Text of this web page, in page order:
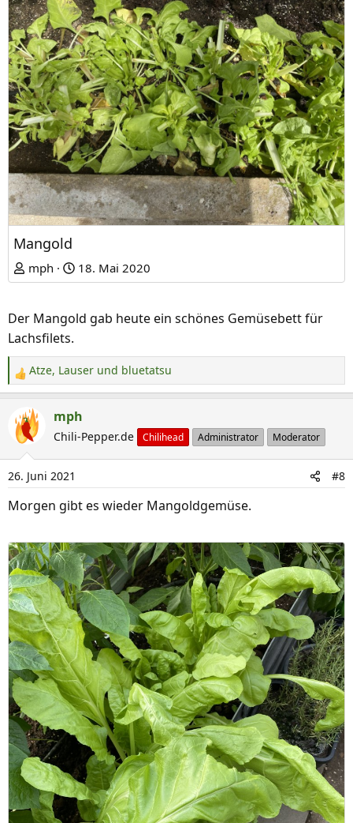
Mangold
mph 18. Mai 2020
Der Mangold gab heute ein schönes Gemüsebett für
Lachsfilets.
R
e
a
k
i
o
n
:
Atze, Lauser und bluetatsu
mph
Chili-Pepper.de Chilihead Administrator Moderator
26. Juni 2021 #8
Morgen gibt es wieder Mangoldgemüse.